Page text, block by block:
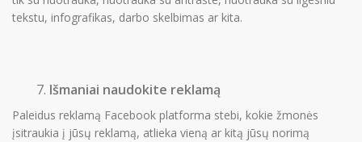
tekstu, infografikas, darbo skelbimas ar kita.
Išmaniai naudokite reklamą
Paleidus reklamą Facebook platforma stebi, kokie žmonės
įsitraukia į jūsų reklamą, atlieka vieną ar kitą jūsų norimą